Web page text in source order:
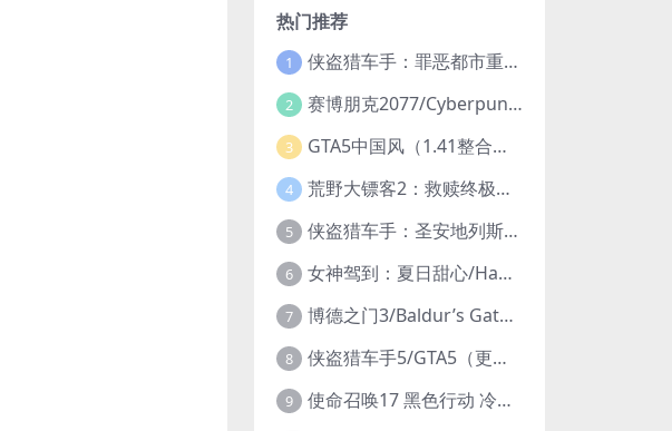
热门推荐
1 侠盗猎车手：罪恶都市重制版/Grand Theft Auto: Vice City – The Definitive Edition
2 赛博朋克2077/Cyberpunk 2077（更新v2.20全DLC）
3 GTA5中国风（1.41整合版1300辆真车+183位美女与英雄+200%存档）
4 荒野大镖客2：救赎终极版/大表哥2/Red Dead Redemption 2: Ultimate Edition（更新v1491.50终极版）
5 侠盗猎车手：圣安地列斯重制版/Grand Theft Auto: San Andreas – The Definitive Edition（更新v1.113.49697469）
6 女神驾到：夏日甜心/Happy Together（模拟器版-升级豪华终极珍藏版+全DLC）
7 博德之门3/Baldur’s Gate 3（更新v4.1.1.7209685）
8 侠盗猎车手5/GTA5（更新v1.70纯净版-内置修改器+通关存档）
9 使命召唤17 黑色行动 冷战V1.34 全DLC 官方中文版COD17